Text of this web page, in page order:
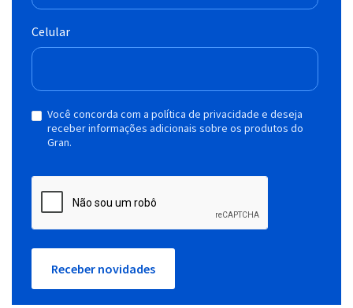
Celular
Você concorda com a política de privacidade e deseja
receber informações adicionais sobre os produtos do
Gran.
Receber novidades